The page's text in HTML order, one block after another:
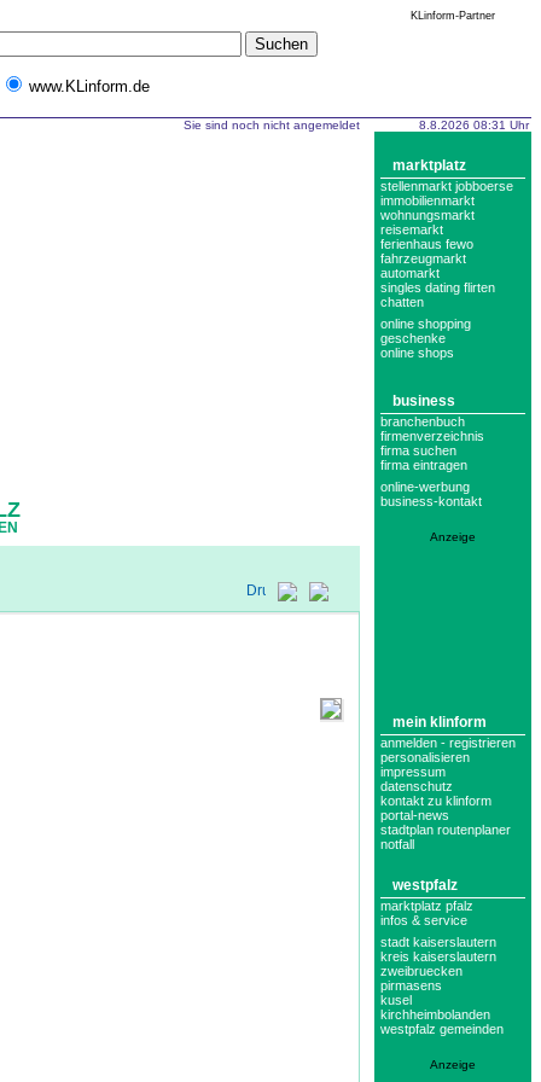
KLinform-Partner
www.KLinform.de
Sie sind noch nicht angemeldet 8.8.2026 08:31 Uhr
marktplatz
stellenmarkt jobboerse
immobilienmarkt
wohnungsmarkt
reisemarkt
ferienhaus fewo
fahrzeugmarkt
automarkt
singles dating flirten
chatten
online shopping
geschenke
online shops
business
branchenbuch
firmenverzeichnis
firma suchen
firma eintragen
online-werbung
business-kontakt
Anzeige
mein klinform
anmelden - registrieren
personalisieren
impressum
datenschutz
kontakt zu klinform
portal-news
stadtplan routenplaner
notfall
westpfalz
marktplatz pfalz
infos & service
stadt kaiserslautern
kreis kaiserslautern
zweibruecken
pirmasens
kusel
kirchheimbolanden
westpfalz gemeinden
Anzeige